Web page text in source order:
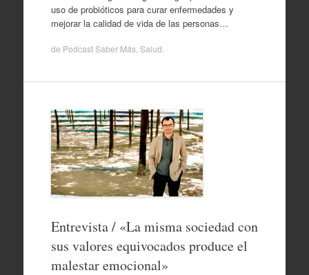
uso de probióticos para curar enfermedades y
mejorar la calidad de vida de las personas…
de Podcast Saber Más, Salud
Entrevista / «La misma sociedad con
sus valores equivocados produce el
malestar emocional»